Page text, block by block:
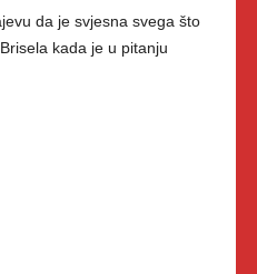
da je svjesna svega što
kada je u pitanju